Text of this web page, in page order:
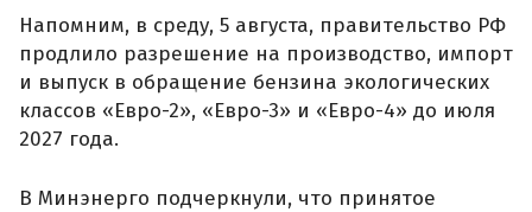
Напомним, в среду, 5 августа, правительство РФ
продлило разрешение на производство, импорт
и выпуск в обращение бензина экологических
классов «Евро-2», «Евро-3» и «Евро-4» до июля
2027 года.
В Минэнерго подчеркнули, что принятое